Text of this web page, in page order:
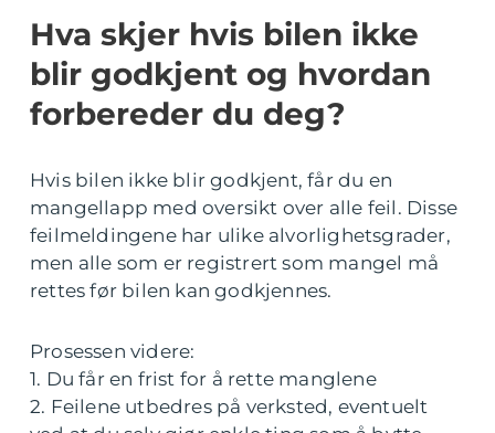
Hva skjer hvis bilen ikke
blir godkjent og hvordan
forbereder du deg?
Hvis bilen ikke blir godkjent, får du en
mangellapp med oversikt over alle feil. Disse
feilmeldingene har ulike alvorlighetsgrader,
men alle som er registrert som mangel må
rettes før bilen kan godkjennes.
Prosessen videre:
1. Du får en frist for å rette manglene
2. Feilene utbedres på verksted, eventuelt